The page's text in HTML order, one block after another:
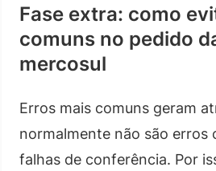
Fase extra: como
comuns no pedido
mercosul
Erros mais comuns geram
normalmente não são erros
falhas de conferência. Por